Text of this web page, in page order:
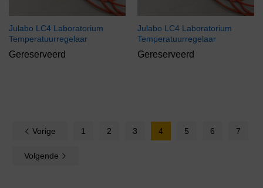
Julabo LC4 Laboratorium
Temperatuurregelaar
Gereserveerd
Julabo LC4 Laboratorium
Temperatuurregelaar
Gereserveerd
Vorige 1 2 3 4 5 6 7
Volgende